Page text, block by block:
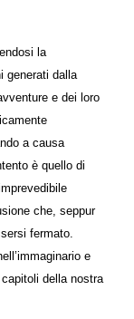
la
generati dalla
e dei loro
a causa
è quello di
che, seppur
fermato.
e
della nostra